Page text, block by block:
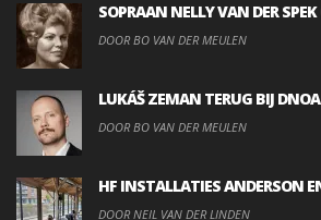
SOPRAAN NELLY VAN DER SPEK
DOOR BO VAN DER MEULEN
LUKÁŠ ZEMAN TERUG BIJ
DOOR BO VAN DER MEULEN
HF INSTALLATIES ANDERSON
DOOR NEIL VAN DER LINDEN